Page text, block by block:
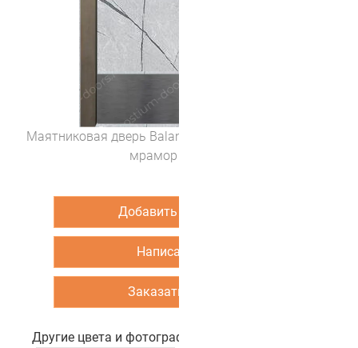
Маятниковая дверь Balance 14 (цвет Светло-серый
мрамор камень)
Добавить в корзину
Написать нам
Заказать звонок
Другие цвета и фотографии двери